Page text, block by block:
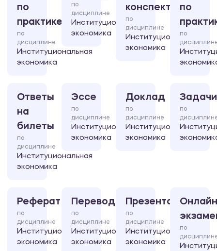
по
практике
по
дисциплине
Институциональная
экономика
по
дисциплине
Институциональная
экономика
конспект
по
дисциплине
Институциональная
экономика
по
по
Ответы
на
билеты
по
дисциплине
Институциональная
экономика
Эссе
по
дисциплине
Институциональная
экономика
Доклад
по
дисциплине
Институциональная
экономика
Задачи
по
Реферат
по
дисциплине
Институциональная
экономика
Перевод
по
дисциплине
Институциональная
экономика
Презентация
по
дисциплине
Институциональная
экономика
по